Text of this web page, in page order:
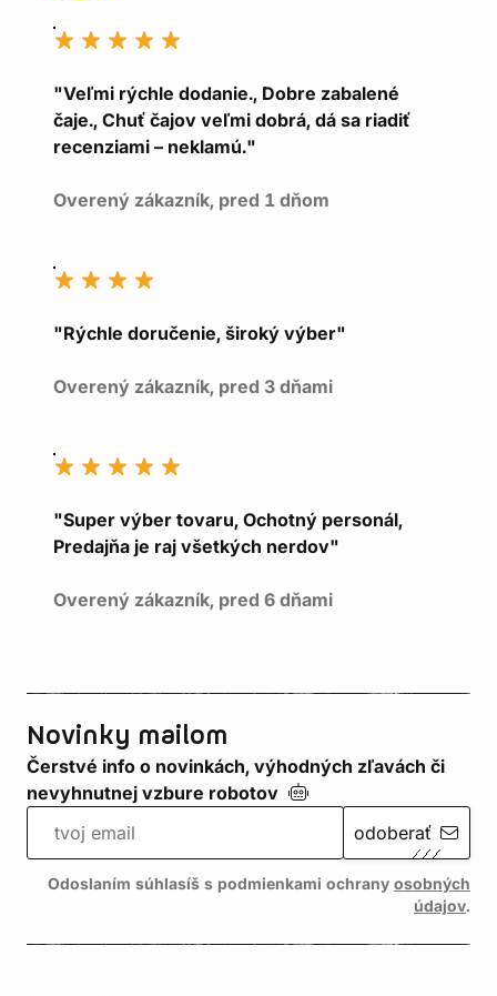
"Veľmi rýchle dodanie., Dobre zabalené
čaje., Chuť čajov veľmi dobrá, dá sa riadiť
recenziami – neklamú."
Overený zákazník, pred 1 dňom
"Rýchle doručenie, široký výber"
Overený zákazník, pred 3 dňami
"Super výber tovaru, Ochotný personál,
Predajňa je raj všetkých nerdov"
Overený zákazník, pred 6 dňami
Novinky mailom
Čerstvé info o novinkách, výhodných zľavách či
nevyhnutnej vzbure robotov
odoberať
Odoslaním súhlasíš s podmienkami ochrany osobných
údajov.